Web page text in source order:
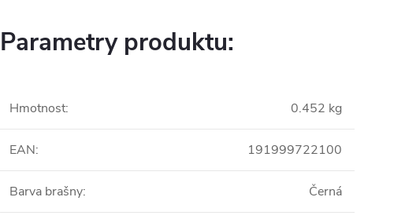
Parametry produktu:
Hmotnost: 0.452 kg
EAN: 191999722100
Barva brašny: Černá